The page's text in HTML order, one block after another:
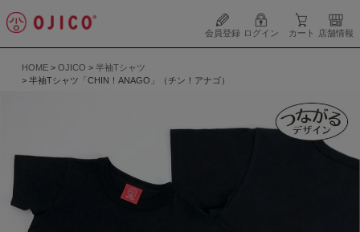
会員登録 ログイン カート 店舗情報
HOME OJICO
半袖Tシャツ
半袖Tシャツ「CHIN！ANAGO」（チン！アナゴ）